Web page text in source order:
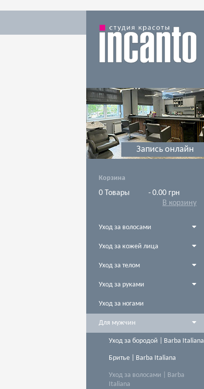
Запись онлайн
Корзина
0 Товары -0.00 грн
В корзину
Уход за волосами
Уход за кожей лица
Уход за телом
Уход за руками
Уход за ногами
Для мужчин
Уход за бородой | Barba Italiana
Бритье | Barba Italiana
Уход за волосами | Barba
Italiana